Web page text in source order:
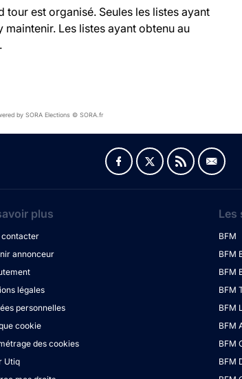
est organisé. Seules les listes ayant
Les listes ayant obtenu au
by SORA Elections © SORA.fr
plus
contacter
annonceur
légales
personnelles
cookie
des cookies
Utiq
Les
BFM
BFM
BFM
BFM
BFM
BFM
BFM
BFM